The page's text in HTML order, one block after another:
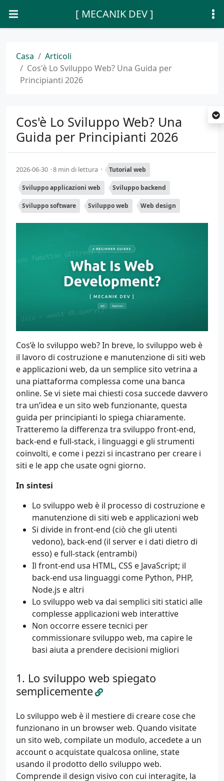
[ MECANIK DEV ]
Casa
Articoli
Cos'è Lo Sviluppo Web? Una Guida per
Principianti 2026
Cos'è Lo Sviluppo Web? Una
Guida per Principianti 2026
2026-06-30 8 min di lettura Tutorial web
Sviluppo applicazioni web Sviluppo backend
Sviluppo software Sviluppo web Web design
Cos’è lo sviluppo web? In breve, lo sviluppo web è
il lavoro di costruzione e manutenzione di siti web
e applicazioni web, da un semplice sito vetrina a
una piattaforma complessa come una banca
online. Se vi siete mai chiesti cosa succede davvero
tra un’idea e un sito web funzionante, questa
guida per principianti lo spiega chiaramente.
Tratteremo la differenza tra sviluppo front-end,
back-end e full-stack, i linguaggi e gli strumenti
coinvolti, e come i pezzi si incastrano per creare i
siti e le app che usate ogni giorno.
In sintesi
Lo sviluppo web è il processo di costruzione e
manutenzione di siti web e applicazioni web
Si divide in front-end (ciò che gli utenti
vedono), back-end (il server e i dati dietro di
esso) e full-stack (entrambi)
Il front-end usa HTML, CSS e JavaScript; il
back-end usa linguaggi come Python, PHP,
Node.js e altri
Lo sviluppo web va dai semplici siti statici alle
complesse applicazioni web interattive
Non occorre essere tecnici per
commissionare sviluppo web, ma capire le
basi aiuta a prendere decisioni migliori
Lo sviluppo web spiegato
semplicemente
Lo sviluppo web è il mestiere di creare cose che
funzionano in un browser web. Quando visitate
un sito web, compilate un modulo, accedete a un
account o acquistate qualcosa online, state
usando il prodotto dello sviluppo web.
Comprende il design visivo con cui interagite, la